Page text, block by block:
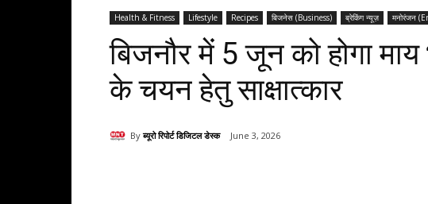
Health & Fitness Lifestyle Recipes बिजनेस (Business) ब्रेकिंग न्यूज़ मनोरंजन
बिजनौर में 5 जून को होगा
के चयन हेतु साक्षात्कार
By ब्यूरो रिपोर्ट डिजिटल डेस्क June 3, 2026